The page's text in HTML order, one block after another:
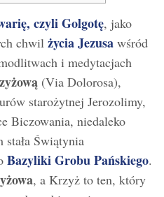
czyli Golgotę, jako
chwil życia Jezusa wśród
i medytacjach
(Via Dolorosa),
starożytnej Jerozolimy,
Biczowania, niedaleko
stała Świątynia
Bazyliki Grobu Pańskiego.
, a Krzyż to ten, który